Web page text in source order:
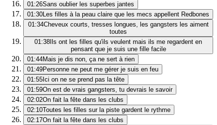
01:26Sans oublier les superbes jantes
01:30Les filles à la peau claire que les mecs appellent Redbones
01:34Cheveux courts, tresses longues, les gangsters les aiment
toutes
01:38 Ils ont les filles qu'ils veulent mais ils me regardent en
pensant que je suis une fille facile
01:44Mais je dis non, ça ne sert à rien
01:49Personne ne peut me gérer je suis en feu
01:55 Ici on ne se prend pas la tête
01:59On est de vrais gangsters, tu devrais le savoir
02:02On fait la fête dans les clubs
02:10Toutes les filles sur la piste gardent le rythme
02:17On fait la fête dans les clubs